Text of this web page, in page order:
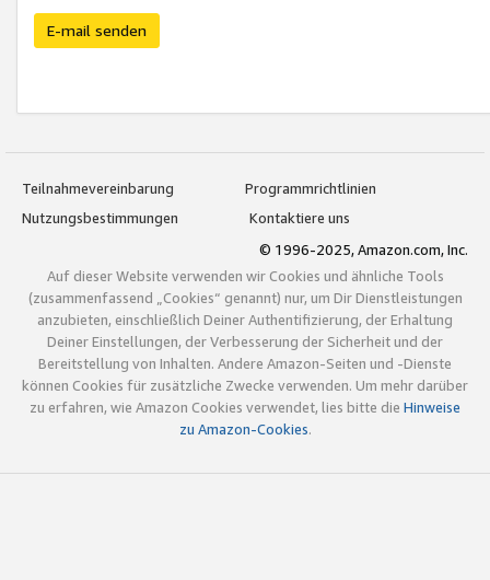
E-mail senden
Teilnahmevereinbarung
Programmrichtlinien
Nutzungsbestimmungen
Kontaktiere uns
© 1996-2025, Amazon.com, Inc.
Auf dieser Website verwenden wir Cookies und ähnliche Tools
(zusammenfassend „Cookies“ genannt) nur, um Dir Dienstleistungen
anzubieten, einschließlich Deiner Authentifizierung, der Erhaltung
Deiner Einstellungen, der Verbesserung der Sicherheit und der
Bereitstellung von Inhalten. Andere Amazon-Seiten und -Dienste
können Cookies für zusätzliche Zwecke verwenden. Um mehr darüber
zu erfahren, wie Amazon Cookies verwendet, lies bitte die Hinweise
zu Amazon-Cookies.